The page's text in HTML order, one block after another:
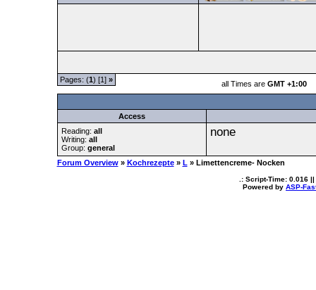
Pages: (1) [1] » all Times are GMT +1:00
Access
Reading: all
Writing: all
Group: general
none
Forum Overview » Kochrezepte » L » Limettencreme- Nocken
.: Script-Time: 0.016 ||
Powered by ASP-